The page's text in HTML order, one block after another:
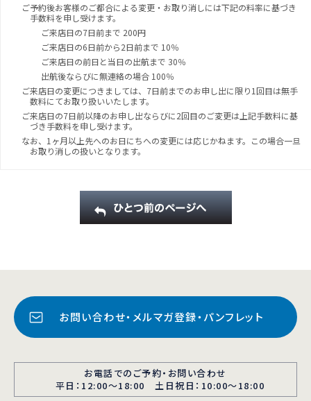
ご予約後お客様のご都合による変更・お取り消しには下記の料率に基づき
手数料を申し受けます。
ご来店日の7日前まで 200円
ご来店日の6日前から2日前まで 10％
ご来店日の前日と当日の出航まで 30％
出航後ならびに無連絡の場合 100％
ご来店日の変更につきましては、7日前までのお申し出に限り1回目は無手
数料にてお取り扱いいたします。
ご来店日の7日前以降のお申し出ならびに2回目のご変更は上記手数料に基
づき手数料を申し受けます。
なお、1ヶ月以上先へのお日にちへの変更には応じかねます。この場合一旦
お取り消しの扱いとなります。
お問い合わせ・メルマガ登録・パンフレット
お電話でのご予約・お問い合わせ
平日：12:00〜18:00 土日祝日：10:00～18:00